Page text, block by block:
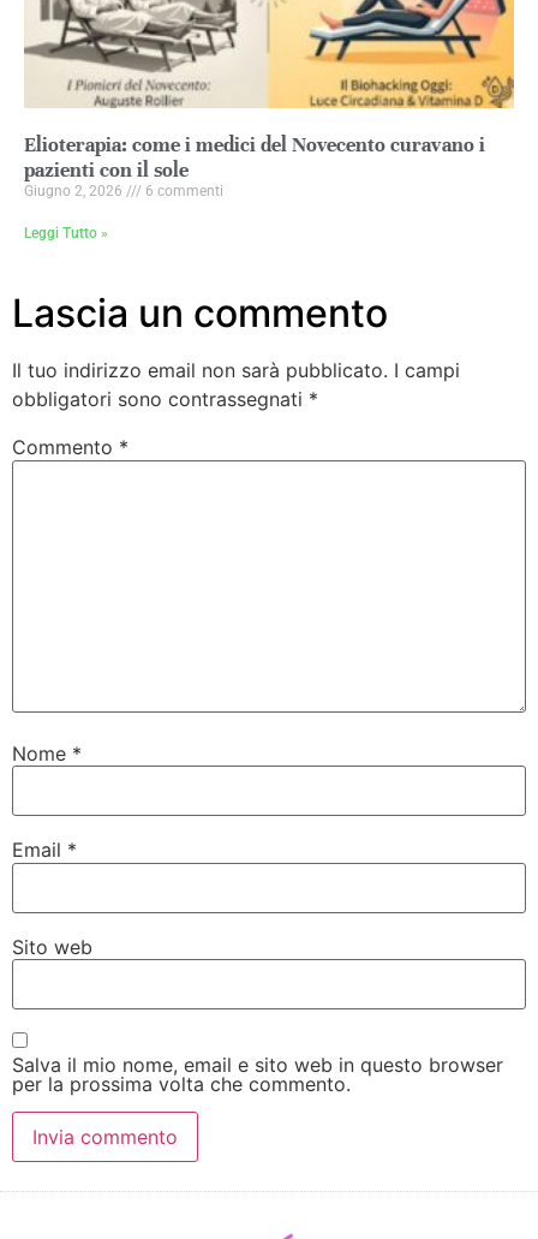
Elioterapia: come i medici del Novecento curavano i
pazienti con il sole
Giugno 2, 2026 6 commenti
Leggi Tutto »
Lascia un commento
Il tuo indirizzo email non sarà pubblicato. I campi
obbligatori sono contrassegnati *
Commento *
Nome *
Email *
Sito web
Salva il mio nome, email e sito web in questo browser
per la prossima volta che commento.